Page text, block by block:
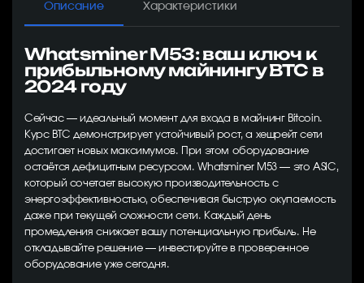
Описание Характеристики
Whatsminer M53: ваш ключ к
прибыльному майнингу BTC в
2024 году
Сейчас — идеальный момент для входа в майнинг Bitcoin.
Курс BTC демонстрирует устойчивый рост, а хешрейт сети
достигает новых максимумов. При этом оборудование
остаётся дефицитным ресурсом. Whatsminer M53 — это ASIC,
который сочетает высокую производительность с
энергоэффективностью, обеспечивая быструю окупаемость
даже при текущей сложности сети. Каждый день
промедления снижает вашу потенциальную прибыль. Не
откладывайте решение — инвестируйте в проверенное
оборудование уже сегодня.